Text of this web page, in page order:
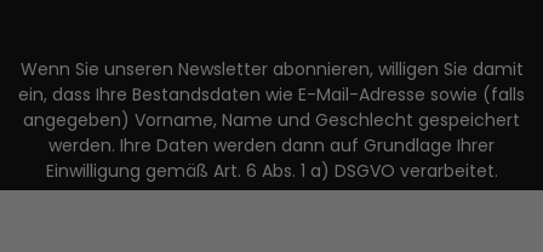
Wenn Sie unseren Newsletter abonnieren, willigen Sie damit
ein, dass Ihre Bestandsdaten wie E-Mail-Adresse sowie (falls
angegeben) Vorname, Name und Geschlecht gespeichert
werden. Ihre Daten werden dann auf Grundlage Ihrer
Einwilligung gemäß Art. 6 Abs. 1 a) DSGVO verarbeitet.